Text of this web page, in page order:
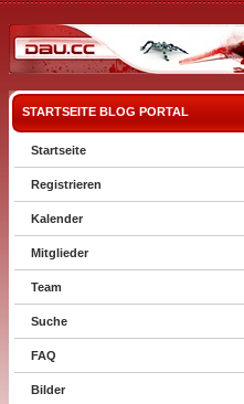
STARTSEITE BLOG PORTAL
Startseite
Registrieren
Kalender
Mitglieder
Team
Suche
FAQ
Bilder